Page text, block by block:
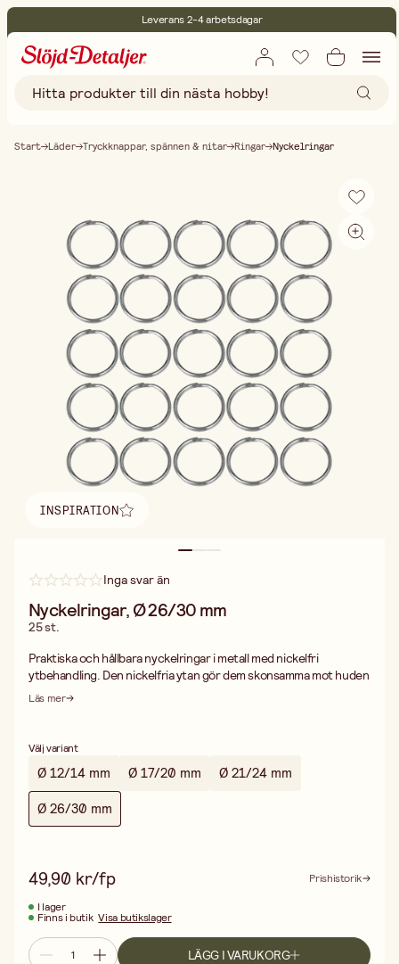
Leverans 2-4 arbetsdagar
Fri frakt vid köp över 499:-
Start Läder Tryckknappar, spännen & nitar Ringar Nyckelringar
INSPIRATION
Hitta inspiration
Inga svar än
Nyckelringar, Ø 26/30 mm
25 st.
Praktiska och hållbara nyckelringar i metall med nickelfri
ytbehandling. Den nickelfria ytan gör dem skonsamma mot huden
samtidigt som de är slitstarka och behåller sitt blanka utseende
stora knippor. Måtten anges som invändig Ø / utvändig Ø, vilket
eller tillbehör du vill fästa.
Passar utmärkt till allt från vardagsnycklar och nyckelknippor till
hantverksprojekt, dekorationer eller som fästanordning i olika
DIY-lösningar.
Läs mer
Välj variant
Ø 12/14 mm Ø 17/20 mm
Ø 21/24 mm
Ø 26/30 mm
49,90 kr/fp
Prishistorik
I lager
Finns i butik Visa butikslager
LÄGG I VARUKORG